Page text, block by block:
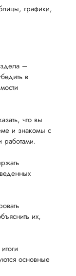
графики,
–
в
что вы
и знакомы с
их,
основные